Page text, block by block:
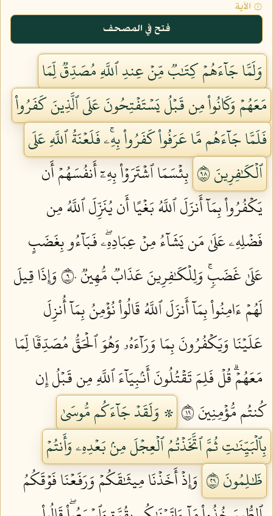
۞ الآية
فتح في المصحف
وَلَمَّا جَآءَهُمۡ كِتَٰبٞ مِّنۡ عِندِ ٱللَّهِ مُصَدِّقٞ لِّمَا
مَعَهُمۡ وَكَانُواْ مِن قَبۡلُ يَسۡتَفۡتِحُونَ عَلَى ٱلَّذِينَ كَفَرُواْ
فَلَمَّا جَآءَهُم مَّا عَرَفُواْ كَفَرُواْ بِهِۦۚ فَلَعۡنَةُ ٱللَّهِ عَلَى
ٱلۡكَٰفِرِينَ ٨٩
بِئۡسَمَا ٱشۡتَرَوۡاْ بِهِۦٓ أَنفُسَهُمۡ أَن
يَكۡفُرُواْ بِمَآ أَنزَلَ ٱللَّهُ بَغۡيًا أَن يُنَزِّلَ ٱللَّهُ مِن
فَضۡلِهِۦ عَلَىٰ مَن يَشَآءُ مِنۡ عِبَادِهِۦۖ فَبَآءُو بِغَضَبٍ
عَلَىٰ غَضَبٖۚ وَلِلۡكَٰفِرِينَ عَذَابٞ مُّهِينٞ ٩٠
وَإِذَا قِيلَ
لَهُمۡ ءَامِنُواْ بِمَآ أَنزَلَ ٱللَّهُ قَالُواْ نُؤۡمِنُ بِمَآ أُنزِلَ
عَلَيۡنَا وَيَكۡفُرُونَ بِمَا وَرَآءَهُۥ وَهُوَ ٱلۡحَقُّ مُصَدِّقٗا لِّمَا
مَعَهُمۡۗ قُلۡ فَلِمَ تَقۡتُلُونَ أَنۢبِيَآءَ ٱللَّهِ مِن قَبۡلُ إِن
كُنتُم مُّؤۡمِنِينَ ٩١
۞ وَلَقَدۡ جَآءَكُم مُّوسَىٰ
بِٱلۡبَيِّنَٰتِ ثُمَّ ٱتَّخَذۡتُمُ ٱلۡعِجۡلَ مِنۢ بَعۡدِهِۦ وَأَنتُمۡ
ظَٰلِمُونَ ٩٢
وَإِذۡ أَخَذۡنَا مِيثَٰقَكُمۡ وَرَفَعۡنَا فَوۡقَكُمُ